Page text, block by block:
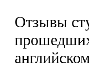
Отзывы